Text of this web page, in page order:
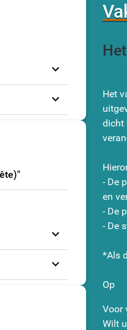
expand_more
expand_more
expand_more
expand_more
Het
dicht
- De
en
- De
- De
*Als
Op
Voor
Wilt